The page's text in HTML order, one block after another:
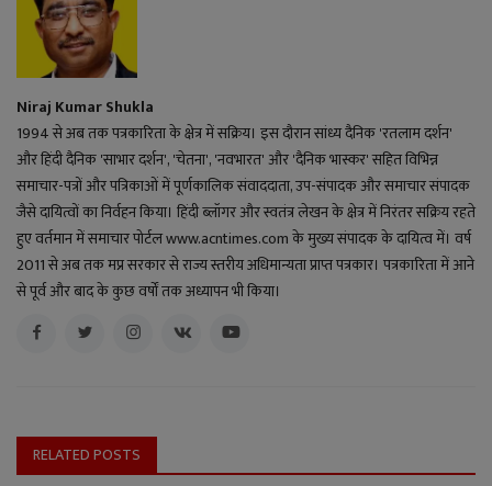
Niraj Kumar Shukla
1994 से अब तक पत्रकारिता के क्षेत्र में सक्रिय। इस दौरान सांध्य दैनिक 'रतलाम दर्शन'
और हिंदी दैनिक 'साभार दर्शन', 'चेतना', 'नवभारत' और 'दैनिक भास्कर' सहित विभिन्न
समाचार-पत्रों और पत्रिकाओं में पूर्णकालिक संवाददाता, उप-संपादक और समाचार संपादक
जैसे दायित्वों का निर्वहन किया। हिंदी ब्लॉगर और स्वतंत्र लेखन के क्षेत्र में निरंतर सक्रिय रहते
हुए वर्तमान में समाचार पोर्टल www.acntimes.com के मुख्य संपादक के दायित्व में। वर्ष
2011 से अब तक मप्र सरकार से राज्य स्तरीय अधिमान्यता प्राप्त पत्रकार। पत्रकारिता में आने
से पूर्व और बाद के कुछ वर्षों तक अध्यापन भी किया।
RELATED POSTS